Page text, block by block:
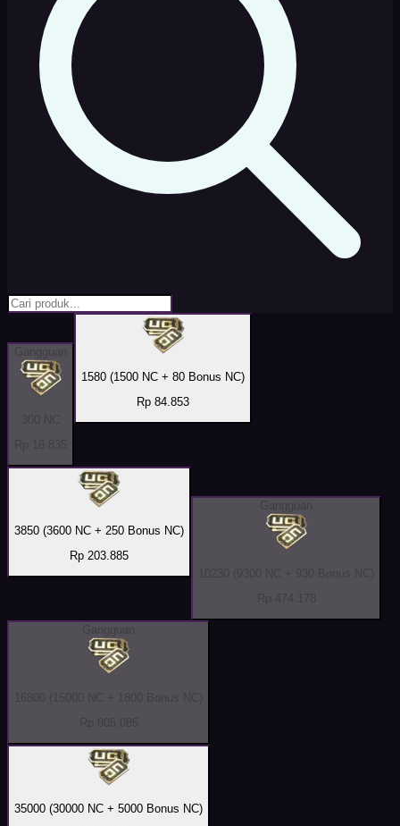
1580 (1500 NC + 80 Bonus NC)
Rp 84.853
3850 (3600 NC + 250 Bonus NC)
Rp 203.885
35000 (30000 NC + 5000 Bonus NC)